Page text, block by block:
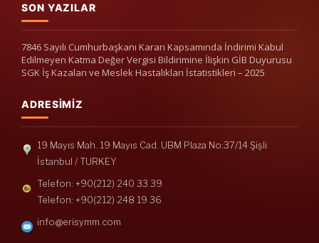
SON YAZILAR
7846 Sayılı Cumhurbaşkanı Kararı Kapsamında İndirimi Kabul
Edilmeyen Katma Değer Vergisi Bildirimine İlişkin GİB Duyurusu
SGK İş Kazaları ve Meslek Hastalıkları İstatistikleri – 2025
ADRESIMIZ
19 Mayıs Mah. 19 Mayıs Cad. UBM Plaza No:37/14 Şişli
İstanbul / TURKEY
Telefon: +90(212) 240 33 39
Telefon: +90(212) 248 19 36
info@erisymm.com